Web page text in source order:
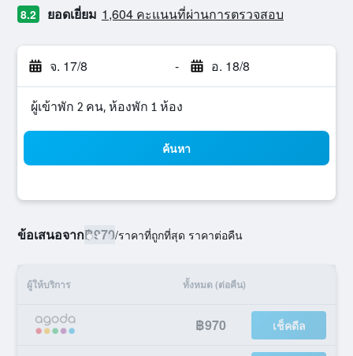
8.2 ยอดเยี่ยม 1,604 คะแนนที่ผ่านการตรวจสอบ
จ. 17/8 - อ. 18/8
ผู้เข้าพัก 2 คน, ห้องพัก 1 ห้อง
ค้นหา
ข้อเสนอจาก฿970/ราคาที่ถูกที่สุด ราคาต่อคืน
ผู้ให้บริการ ทั้งหมด (ต่อคืน)
฿970 เช็คดีล